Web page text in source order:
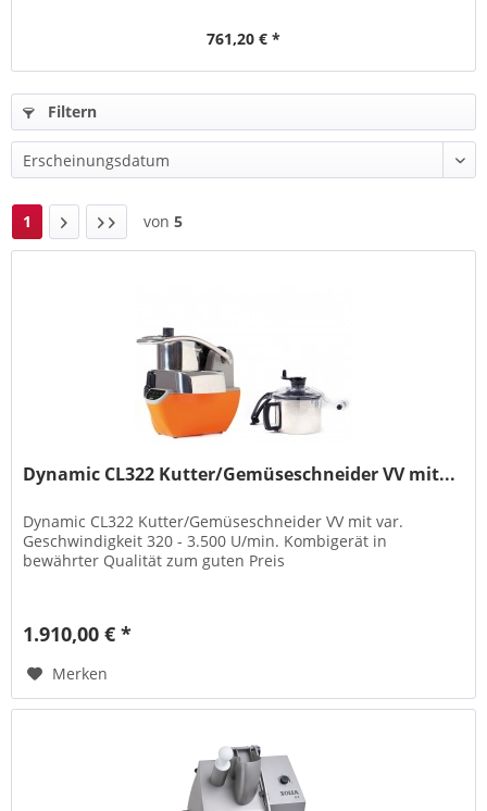
761,20 € *
Filtern
1 von 5
Dynamic CL322 Kutter/Gemüseschneider VV mit...
Dynamic CL322 Kutter/Gemüseschneider VV mit var.
Geschwindigkeit 320 - 3.500 U/min. Kombigerät in
bewährter Qualität zum guten Preis
1.910,00 € *
Merken